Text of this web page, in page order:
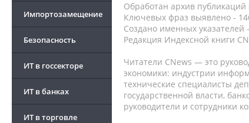
Импортозамещение
Безопасность
ИТ в госсекторе
ИТ в банках
ИТ в торговле
Обработан архив публикаций
Ключевых фраз выявлено -
Создано именных указателей
Редакция Индексной книги
Читатели CNews — это
экономики: индустрии
технические специалисты
государственной власти,
руководители и сотрудники